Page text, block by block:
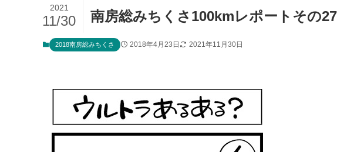
南房総みちくさ100kmレポートその27
2021
11/30
2018南房総みちくさ 2018年4月23日 2021年11月30日